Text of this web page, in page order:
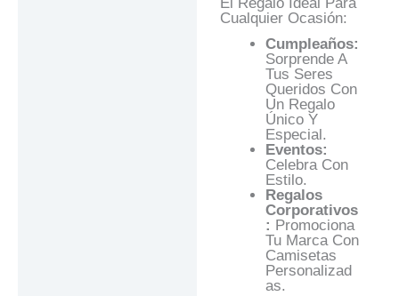
Cualquier Ocasión:
Cumpleaños:
Sorprende A
Tus Seres
Queridos Con
Un Regalo
Único Y
Especial.
Eventos:
Celebra Con
Estilo.
Regalos
Corporativos
: Promociona
Tu Marca Con
Camisetas
Personalizad
As.